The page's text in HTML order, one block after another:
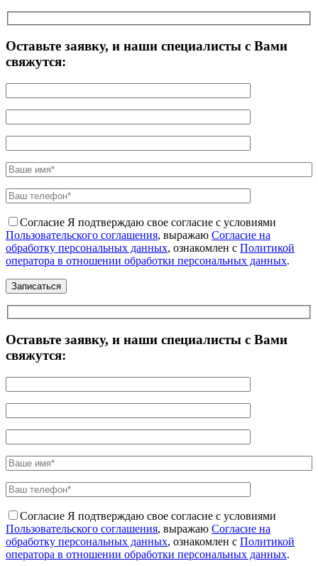
Оставьте заявку, и наши специалисты с Вами
свяжутся:
Согласие Я подтверждаю свое согласие с условиями
Пользовательского соглашения, выражаю Согласие на
обработку персональных данных, ознакомлен с Политикой
оператора в отношении обработки персональных данных.
Оставьте заявку, и наши специалисты с Вами
свяжутся:
Согласие Я подтверждаю свое согласие с условиями
Пользовательского соглашения, выражаю Согласие на
обработку персональных данных, ознакомлен с Политикой
оператора в отношении обработки персональных данных.